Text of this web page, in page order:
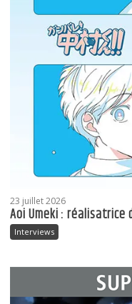
23 juillet 2026
Aoi Umeki : réalisatrice
Interviews